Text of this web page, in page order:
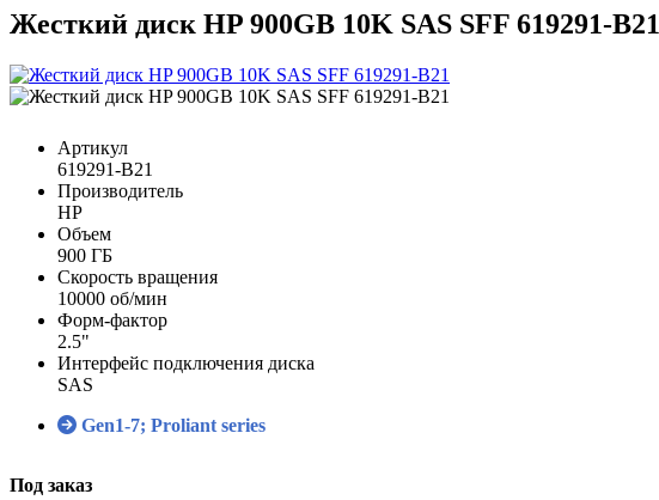
Жесткий диск HP 900GB 10K SAS SFF 619291-B21
Артикул
619291-B21
Производитель
HP
Объем
900 ГБ
Скорость вращения
10000 об/мин
Форм-фактор
2.5"
Интерфейс подключения диска
SAS
Gen1-7; Proliant series
Под заказ